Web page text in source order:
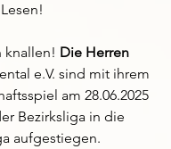
knallen! Die Herren
e.V. sind mit ihrem
am 28.06.2025
Bezirksliga in die
aufgestiegen.